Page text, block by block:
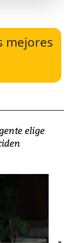
mejores
elige